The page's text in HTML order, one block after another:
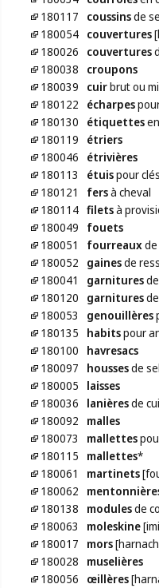
180117
coussinsde
180054 couvertures
180026
couvertures
180038
croupons
180039
cuirbrut ou
180122
écharpes
180130
étiquettes
180119
étriers
180046
étrivières
180113
étuispour
180121
fersà cheval
180114 filetsà
180049
fouets
180051
fourreauxde
180052
gainesde
180041
garnituresde
180120
garnituresde
180053
genouillères
180135
habitspour
180100
havresacs
180097
houssesde
180005
laisses
180036
lanièresde
180092
malles
180073
mallettes
180115
mallettes*
180061
martinets
180062
180138
modulesde
180063
moleskine
180017
mors
180028
muselières
180056
œillères